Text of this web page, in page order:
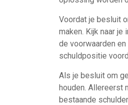
Voordat je besluit
maken. Kijk naar je
de voorwaarden
schuldpositie
Als je besluit om
houden. Allereerst
bestaande